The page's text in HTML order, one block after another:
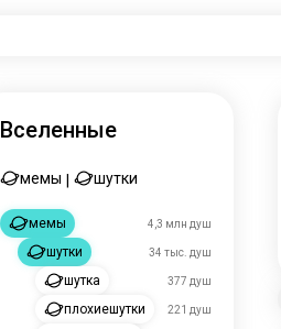
Вселенные
мемы шутки
мемы 4,3 млн душ
шутки 34 тыс. душ
шутка 377 душ
плохиешутки 221 душ